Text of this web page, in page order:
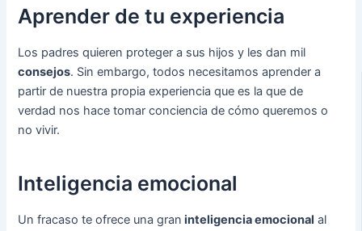
Aprender de tu experiencia
Los padres quieren proteger a sus hijos y les dan mil
consejos. Sin embargo, todos necesitamos aprender a
partir de nuestra propia experiencia que es la que de
verdad nos hace tomar conciencia de cómo queremos o
no vivir.
Inteligencia emocional
Un fracaso te ofrece una gran inteligencia emocional al